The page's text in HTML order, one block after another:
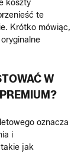
koszty
te
Krótko mówiąc,
W
oznacza
i
jak